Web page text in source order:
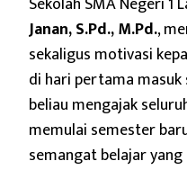
Janan, S.Pd., M.Pd.,
sekaligus motivasi
di hari pertama masuk
beliau mengajak
memulai semester
semangat belajar yang